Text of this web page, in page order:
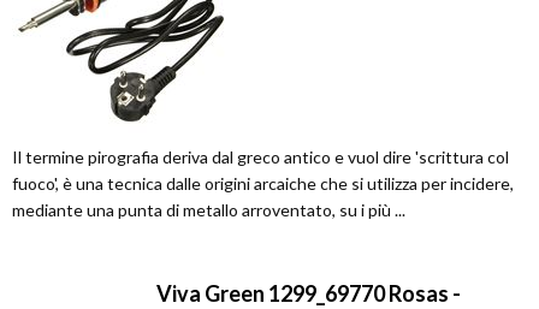
Il termine pirografia deriva dal greco antico e vuol dire 'scrittura col
fuoco', è una tecnica dalle origini arcaiche che si utilizza per incidere,
mediante una punta di metallo arroventato, su i più ...
Viva Green 1299_69770 Rosas -